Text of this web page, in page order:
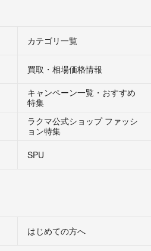
カテゴリ一覧
買取・相場価格情報
キャンペーン一覧・おすすめ
特集
ラクマ公式ショップ ファッシ
ョン特集
SPU
はじめての方へ